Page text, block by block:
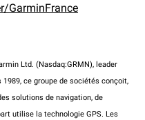
GarminFrance
Ltd. (Nasdaq:GRMN), leader
ce groupe de sociétés conçoit,
solutions de navigation, de
utilise la technologie GPS. Les